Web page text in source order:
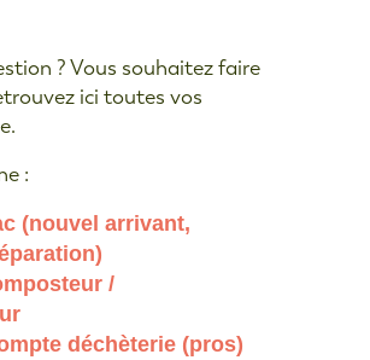
? Vous souhaitez faire
ici toutes vos
:
(nouvel arrivant,
/
déchèterie (pros)